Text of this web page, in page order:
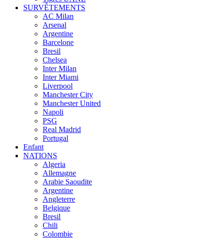
SURVÊTEMENTS
AC Milan
Arsenal
Argentine
Barcelone
Bresil
Chelsea
Inter Milan
Inter Miami
Liverpool
Manchester City
Manchester United
Napoli
PSG
Real Madrid
Portugal
Enfant
NATIONS
Algeria
Allemagne
Arabie Saoudite
Argentine
Angleterre
Belgique
Bresil
Chili
Colombie